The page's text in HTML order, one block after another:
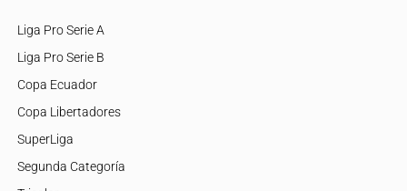
Liga Pro Serie A
Liga Pro Serie B
Copa Ecuador
Copa Libertadores
SuperLiga
Segunda Categoría